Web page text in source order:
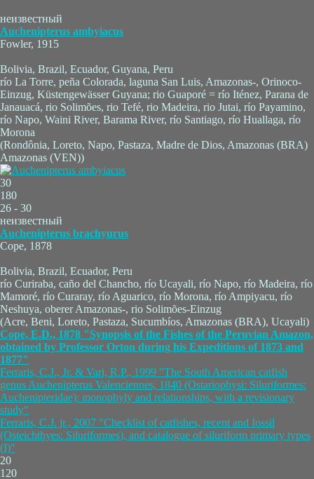
неизвестный
Auchenipterus ambyiacus
Fowler, 1915
Bolivia, Brazil, Ecuador, Guyana, Peru
río La Torre, peña Colorada, laguna San Luis, Amazonas-, Orinoco-
Einzug, Küstengewässer Guyana; rio Guaporé = río Iténez, Parana de
Janauacá, rio Solimões, rio Tefé, rio Madeira, rio Jutai, río Payamino,
río Napo, Waini River, Barama River, río Santiago, río Huallaga, río
Morona
(Rondônia, Loreto, Napo, Pastaza, Madre de Dios, Amazonas (BRA)
Amazonas (VEN))
30
180
26 - 30
неизвестный
Auchenipterus brachyurus
Cope, 1878
Bolivia, Brazil, Ecuador, Peru
río Curiraba, caño del Chancho, río Ucayali, río Napo, río Madeira, río
Mamoré, río Curaray, río Aguarico, río Morona, río Ampiyacu, río
Neshuya, oberer Amazonas-, rio Solimões-Einzug
(Acre, Beni, Loreto, Pastaza, Sucumbíos, Amazonas (BRA), Ucayali)
Cope, E.D., 1878 "Synopsis of the Fishes of the Peruvian Amazon,
obtained by Professor Orton during his Expeditions of 1873 and
1877"
Ferraris, C.J., Jr. & Vari, R.P., 1999 "The South American catfish
genus Auchenipterus Valenciennes, 1840 (Ostariophysi: Siluriformes:
Auchenipteridae): monophyly and relationships, with a revisionary
study"
Ferraris, C.J. jr., 2007 "Checklist of catfishes, recent and fossil
(Osteichthyes: Siluriformes), and catalogue of siluriform primary types
(I)"
20
120